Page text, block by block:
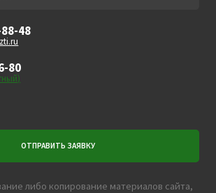
48
80
либо копирование материалов сайта,